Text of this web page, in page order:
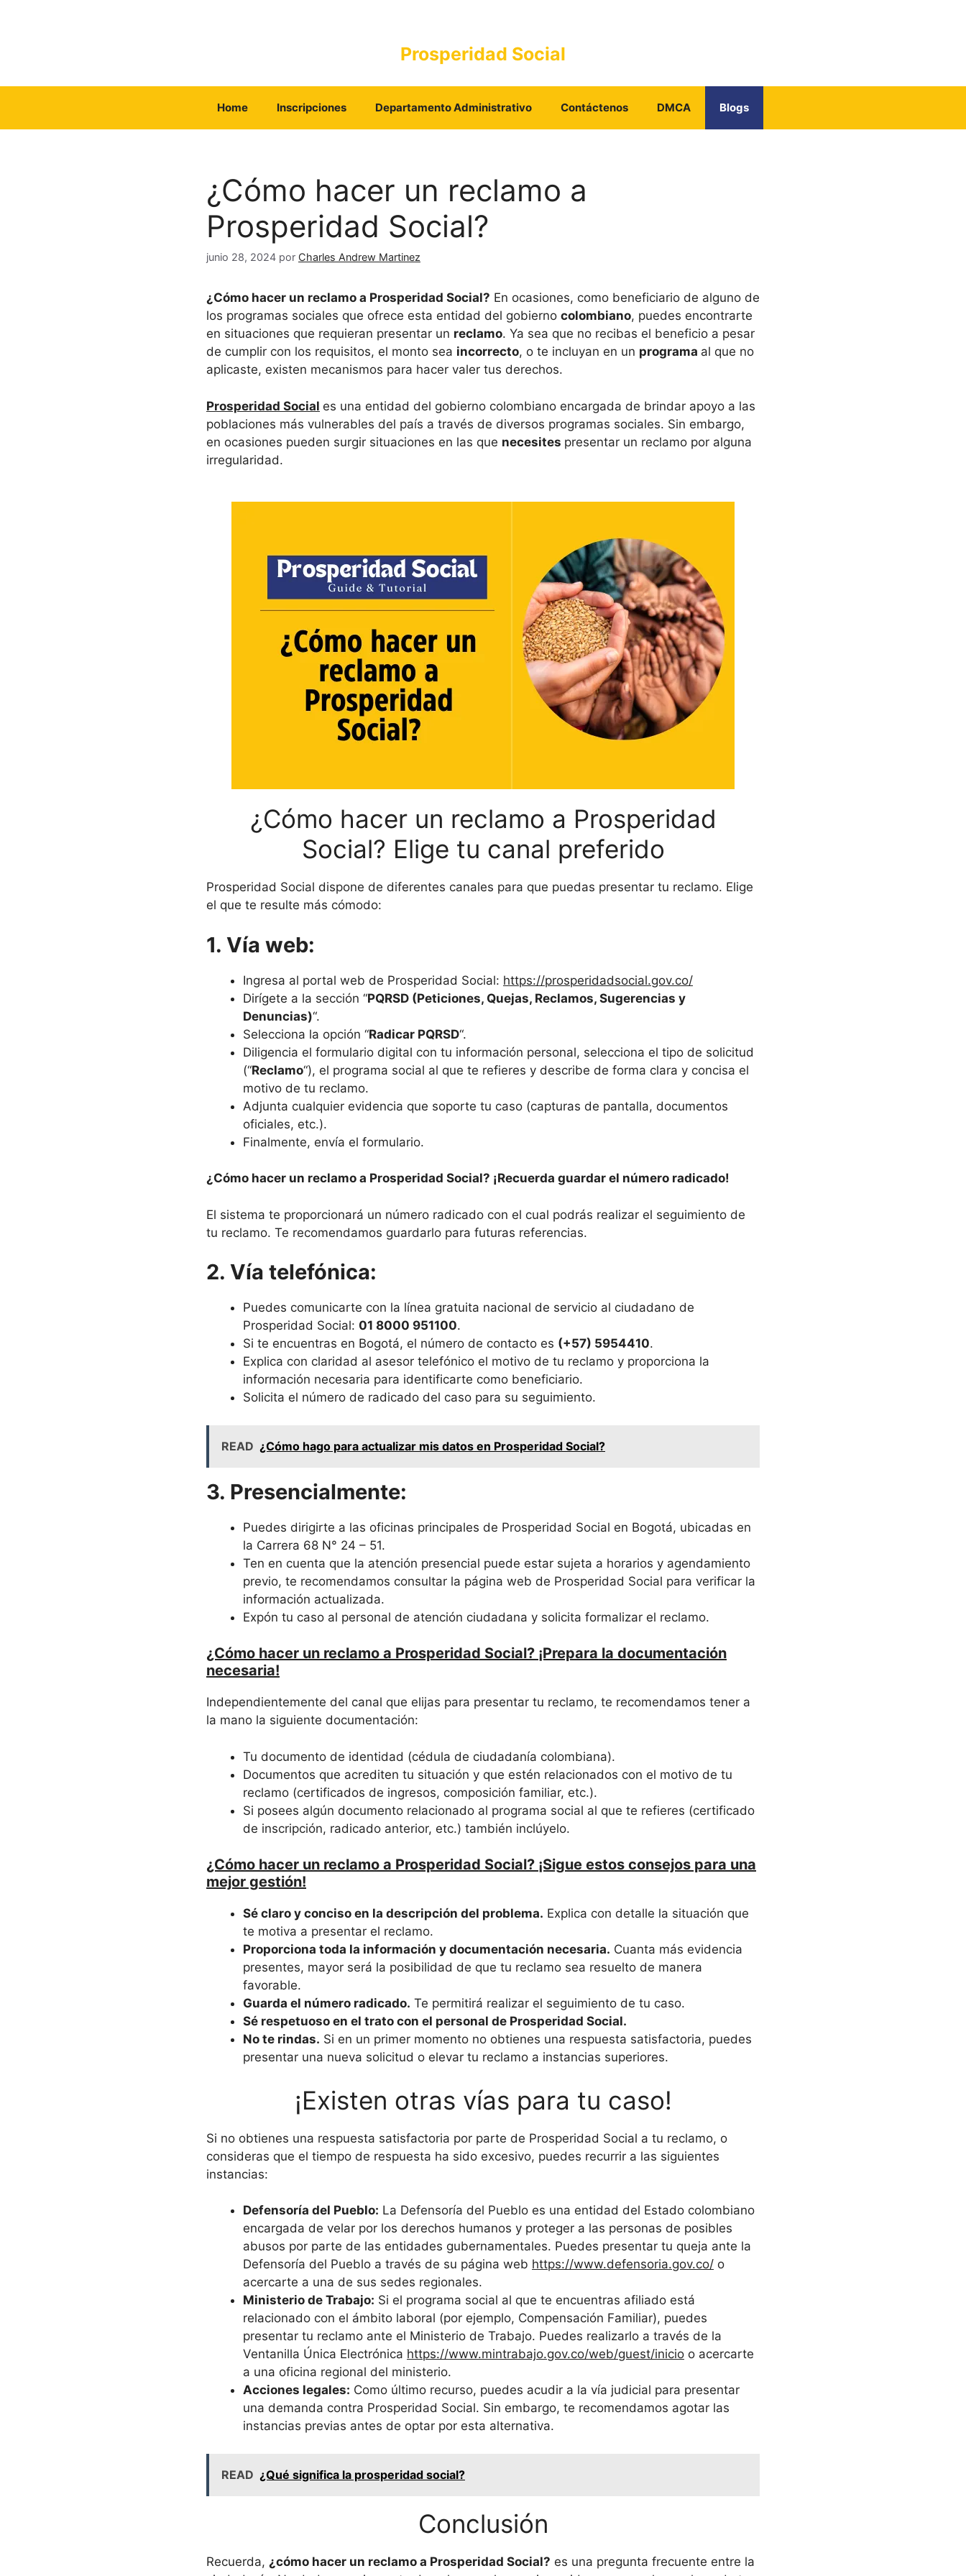
Prosperidad Social
Home Inscripciones Departamento Administrativo Contáctenos DMCA Blogs
¿Cómo hacer un reclamo a
Prosperidad Social?
junio 28, 2024 por Charles Andrew Martinez
¿Cómo hacer un reclamo a Prosperidad Social? En ocasiones, como beneficiario de alguno de
los programas sociales que ofrece esta entidad del gobierno colombiano, puedes encontrarte
en situaciones que requieran presentar un reclamo. Ya sea que no recibas el beneficio a pesar
de cumplir con los requisitos, el monto sea incorrecto, o te incluyan en un programa al que no
aplicaste, existen mecanismos para hacer valer tus derechos.
Prosperidad Social es una entidad del gobierno colombiano encargada de brindar apoyo a las
poblaciones más vulnerables del país a través de diversos programas sociales. Sin embargo,
en ocasiones pueden surgir situaciones en las que necesites presentar un reclamo por alguna
irregularidad.
¿Cómo hacer un reclamo a Prosperidad
Social? Elige tu canal preferido
Prosperidad Social dispone de diferentes canales para que puedas presentar tu reclamo. Elige
el que te resulte más cómodo:
1. Vía web:
Ingresa al portal web de Prosperidad Social: https://prosperidadsocial.gov.co/
Dirígete a la sección “PQRSD (Peticiones, Quejas, Reclamos, Sugerencias y
Denuncias)“.
Selecciona la opción “Radicar PQRSD“.
Diligencia el formulario digital con tu información personal, selecciona el tipo de solicitud
(“Reclamo“), el programa social al que te refieres y describe de forma clara y concisa el
motivo de tu reclamo.
Adjunta cualquier evidencia que soporte tu caso (capturas de pantalla, documentos
oficiales, etc.).
Finalmente, envía el formulario.
¿Cómo hacer un reclamo a Prosperidad Social? ¡Recuerda guardar el número radicado!
El sistema te proporcionará un número radicado con el cual podrás realizar el seguimiento de
tu reclamo. Te recomendamos guardarlo para futuras referencias.
2. Vía telefónica:
Puedes comunicarte con la línea gratuita nacional de servicio al ciudadano de
Prosperidad Social: 01 8000 951100.
Si te encuentras en Bogotá, el número de contacto es (+57) 5954410.
Explica con claridad al asesor telefónico el motivo de tu reclamo y proporciona la
información necesaria para identificarte como beneficiario.
Solicita el número de radicado del caso para su seguimiento.
READ ¿Cómo hago para actualizar mis datos en Prosperidad Social?
3. Presencialmente:
Puedes dirigirte a las oficinas principales de Prosperidad Social en Bogotá, ubicadas en
la Carrera 68 N° 24 – 51.
Ten en cuenta que la atención presencial puede estar sujeta a horarios y agendamiento
previo, te recomendamos consultar la página web de Prosperidad Social para verificar la
información actualizada.
Expón tu caso al personal de atención ciudadana y solicita formalizar el reclamo.
¿Cómo hacer un reclamo a Prosperidad Social? ¡Prepara la documentación
necesaria!
Independientemente del canal que elijas para presentar tu reclamo, te recomendamos tener a
la mano la siguiente documentación:
Tu documento de identidad (cédula de ciudadanía colombiana).
Documentos que acrediten tu situación y que estén relacionados con el motivo de tu
reclamo (certificados de ingresos, composición familiar, etc.).
Si posees algún documento relacionado al programa social al que te refieres (certificado
de inscripción, radicado anterior, etc.) también inclúyelo.
¿Cómo hacer un reclamo a Prosperidad Social? ¡Sigue estos consejos para una
mejor gestión!
Sé claro y conciso en la descripción del problema. Explica con detalle la situación que
te motiva a presentar el reclamo.
Proporciona toda la información y documentación necesaria. Cuanta más evidencia
presentes, mayor será la posibilidad de que tu reclamo sea resuelto de manera
favorable.
Guarda el número radicado. Te permitirá realizar el seguimiento de tu caso.
Sé respetuoso en el trato con el personal de Prosperidad Social.
No te rindas. Si en un primer momento no obtienes una respuesta satisfactoria, puedes
presentar una nueva solicitud o elevar tu reclamo a instancias superiores.
¡Existen otras vías para tu caso!
Si no obtienes una respuesta satisfactoria por parte de Prosperidad Social a tu reclamo, o
consideras que el tiempo de respuesta ha sido excesivo, puedes recurrir a las siguientes
instancias:
Defensoría del Pueblo: La Defensoría del Pueblo es una entidad del Estado colombiano
encargada de velar por los derechos humanos y proteger a las personas de posibles
abusos por parte de las entidades gubernamentales. Puedes presentar tu queja ante la
Defensoría del Pueblo a través de su página web https://www.defensoria.gov.co/ o
acercarte a una de sus sedes regionales.
Ministerio de Trabajo: Si el programa social al que te encuentras afiliado está
relacionado con el ámbito laboral (por ejemplo, Compensación Familiar), puedes
presentar tu reclamo ante el Ministerio de Trabajo. Puedes realizarlo a través de la
Ventanilla Única Electrónica https://www.mintrabajo.gov.co/web/guest/inicio o acercarte
a una oficina regional del ministerio.
Acciones legales: Como último recurso, puedes acudir a la vía judicial para presentar
una demanda contra Prosperidad Social. Sin embargo, te recomendamos agotar las
instancias previas antes de optar por esta alternativa.
READ ¿Qué significa la prosperidad social?
Conclusión
Recuerda, ¿cómo hacer un reclamo a Prosperidad Social? es una pregunta frecuente entre la